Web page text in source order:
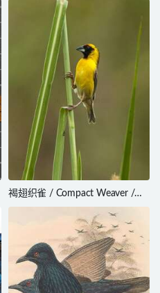
褐翅织雀 / Compact Weaver /
Ploceus superciliosus